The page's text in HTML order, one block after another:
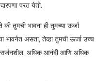
परत येतो.
तुमची भावना ही तुमच्या ऊर्जा
भावनेत असता, तेव्हा तुमची ऊर्जा उच्च
सर्जनशील, अधिक आनंदी आणि अधिक